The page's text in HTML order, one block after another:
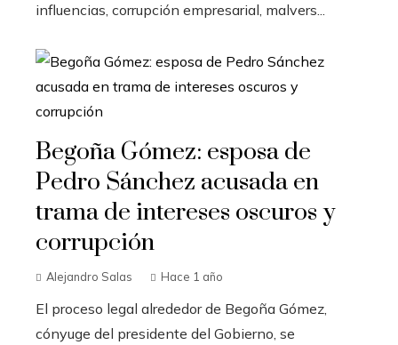
influencias, corrupción empresarial, malvers...
Begoña Gómez: esposa de
Pedro Sánchez acusada en
trama de intereses oscuros y
corrupción
Alejandro Salas Hace 1 año
El proceso legal alrededor de Begoña Gómez,
cónyuge del presidente del Gobierno, se